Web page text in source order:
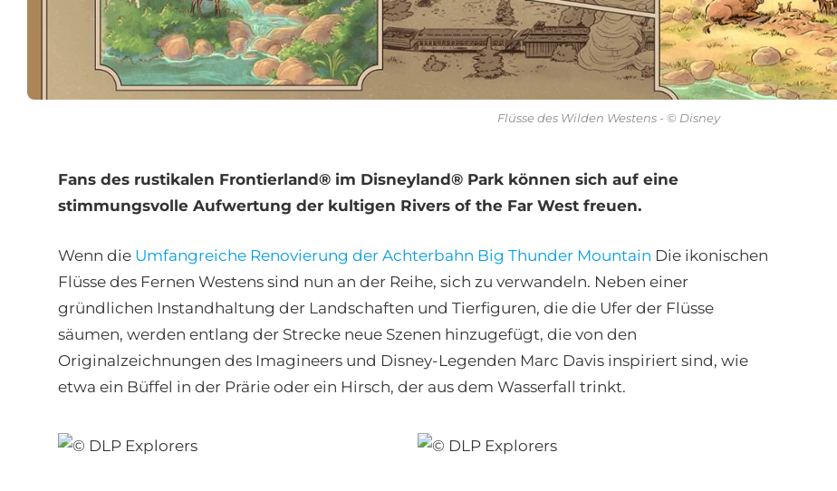
Flüsse des Wilden Westens - © Disney
Fans des rustikalen Frontierland® im Disneyland® Park können sich auf eine
stimmungsvolle Aufwertung der kultigen Rivers of the Far West freuen.
Wenn die Umfangreiche Renovierung der Achterbahn Big Thunder Mountain Die ikonischen
Flüsse des Fernen Westens sind nun an der Reihe, sich zu verwandeln. Neben einer
gründlichen Instandhaltung der Landschaften und Tierfiguren, die die Ufer der Flüsse
säumen, werden entlang der Strecke neue Szenen hinzugefügt, die von den
Originalzeichnungen des Imagineers und Disney-Legenden Marc Davis inspiriert sind, wie
etwa ein Büffel in der Prärie oder ein Hirsch, der aus dem Wasserfall trinkt.